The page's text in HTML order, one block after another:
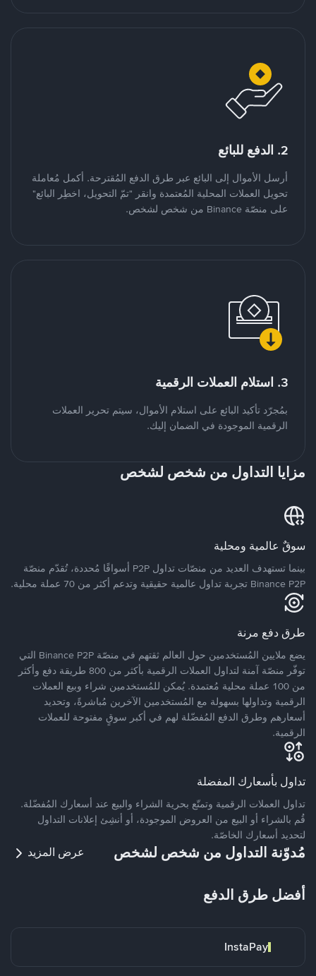
2. الدفع للبائع
أرسل الأموال إلى البائع عبر طرق الدفع المُقترحة. أكمل مُعاملة
تحويل العملات المحلية المُعتمدة وانقر "تمّ التحويل، اخطِر البائع"
على منصّة Binance من شخص لشخص.
3. استلام العملات الرقمية
بمُجرّد تأكيد البائع على استلام الأموال، سيتم تحرير العملات
الرقمية الموجودة في الضمان إليك.
مزايا التداول من شخص لشخص
سوقٌ عالمية ومحلية
بينما تستهدف العديد من منصّات تداول P2P أسواقًا مُحددة، تُقدّم منصّة
Binance P2P تجربة تداول عالمية حقيقية وتدعم أكثر من 70 عملة محلية.
طرق دفع مرنة
يضع ملايين المُستخدمين حول العالم ثقتهم في منصّة Binance P2P التي
توفّر منصّة آمنة لتداول العملات الرقمية بأكثر من 800 طريقة دفع وأكثر
من 100 عملة محلية مُعتمدة. يُمكن للمُستخدمين شراء وبيع العملات
الرقمية وتداولها بسهولة مع المُستخدمين الآخرين مُباشرةً، وتحديد
أسعارهم وطرق الدفع المُفضّلة لهم في أكبر سوقٍ مفتوحة للعملات
الرقمية.
تداول بأسعارك المفضلة
تداول العملات الرقمية وتمتّع بحرية الشراء والبيع عند أسعارك المُفضّلة.
قُم بالشراء أو البيع من العروض الموجودة، أو أنشِئ إعلانات التداول
لتحديد أسعارك الخاصّة.
مُدوّنة التداول من شخص لشخص عرض المزيد
أفضل طرق الدفع
InstaPay